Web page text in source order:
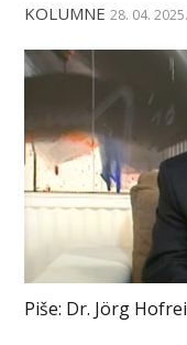
KOLUMNE 28. 04. 2025.
Piše: Dr. Jörg